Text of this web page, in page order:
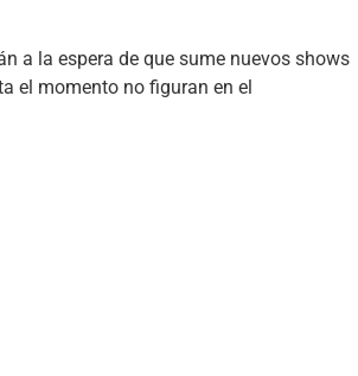
a la espera de que sume nuevos shows
el momento no figuran en el